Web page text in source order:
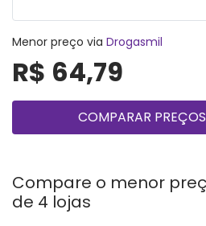
Menor preço via Drogasmil
R$ 64,79
COMPARAR
Compare o menor
de 4 lojas